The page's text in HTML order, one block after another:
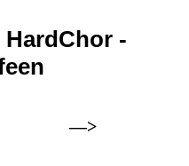
-
—>